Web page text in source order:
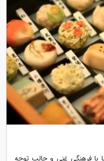
با فرهنگی غنی و جالب توجه